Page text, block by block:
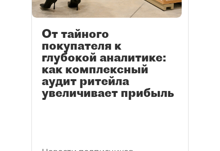
От тайного
покупателя к
глубокой аналитике:
как комплексный
аудит ритейла
увеличивает прибыль